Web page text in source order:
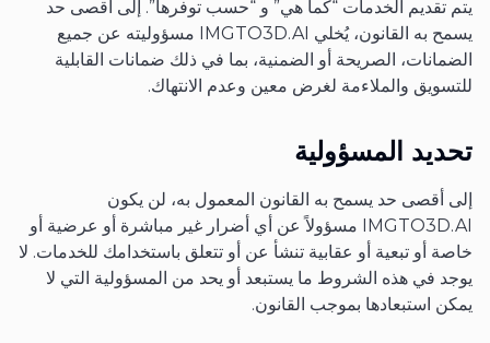
يتم تقديم الخدمات “كما هي” و “حسب توفرها”. إلى أقصى حد
يسمح به القانون، يُخلي IMGTO3D.AI مسؤوليته عن جميع
الضمانات، الصريحة أو الضمنية، بما في ذلك ضمانات القابلية
للتسويق والملاءمة لغرض معين وعدم الانتهاك.
تحديد المسؤولية
إلى أقصى حد يسمح به القانون المعمول به، لن يكون
IMGTO3D.AI مسؤولاً عن أي أضرار غير مباشرة أو عرضية أو
خاصة أو تبعية أو عقابية تنشأ عن أو تتعلق باستخدامك للخدمات. لا
يوجد في هذه الشروط ما يستبعد أو يحد من المسؤولية التي لا
يمكن استبعادها بموجب القانون.